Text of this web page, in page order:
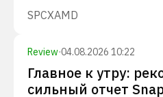
SPCXAMD
Review·04.08.2026 10:22
Главное к утру:
сильный отчет